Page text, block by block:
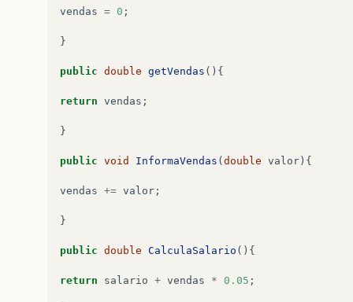
salario vSalario
}
vendas = 0 ;
}
public double getVendas (){
return vendas ;
}
public void InformaVendas ( double valor ){
vendas += valor ;
}
public double CalculaSalario (){
return salario + vendas * 0.05 ;